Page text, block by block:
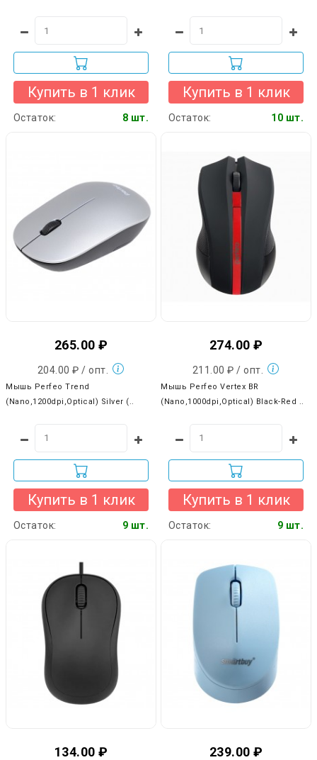
Купить в 1 клик
Остаток: 8 шт.
Купить в 1 клик
Остаток: 10 шт.
265.00 ₽
204.00 ₽ / опт.
Мышь Perfeo Trend
(Nano,1200dpi,Optical) Silver (..
Купить в 1 клик
Остаток: 9 шт.
274.00 ₽
211.00 ₽ / опт.
Мышь Perfeo Vertex BR
(Nano,1000dpi,Optical) Black-Red ..
Купить в 1 клик
Остаток: 9 шт.
134.00 ₽ 239.00 ₽